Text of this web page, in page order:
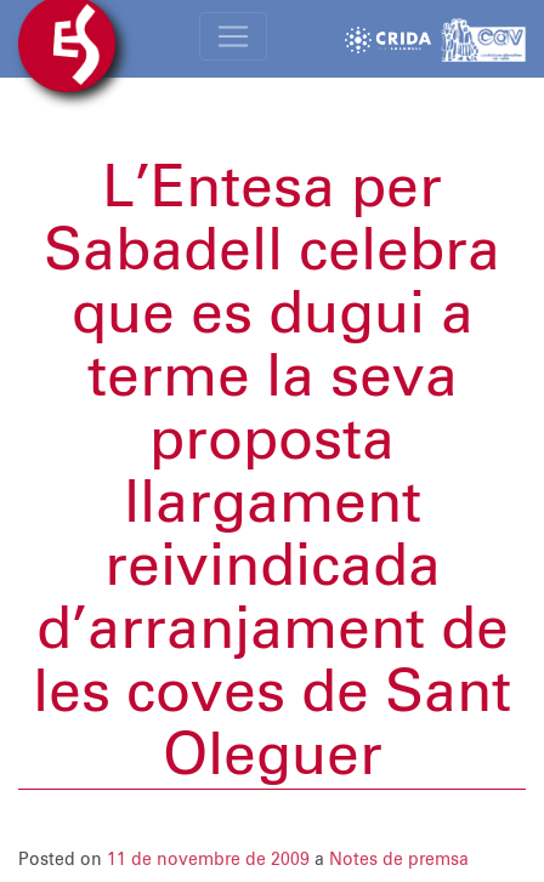
L’Entesa per
Sabadell celebra
que es dugui a
terme la seva
proposta
llargament
reivindicada
d’arranjament de
les coves de Sant
Oleguer
Posted on 11 de novembre de 2009 a Notes de premsa